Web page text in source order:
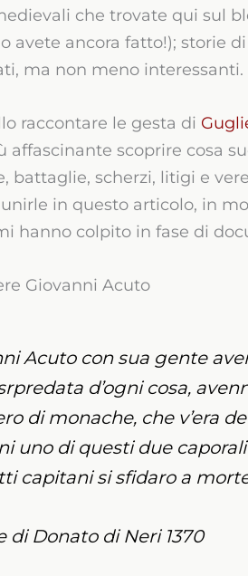
che trovate qui sul
avete ancora fatto!); storie
ma non meno interessanti.
raccontare le gesta di
affascinante scoprire cosa
battaglie, scherzi, litigi e
in questo articolo, in
hanno colpito in fase di
Giovanni Acuto
Acuto con sua gente
d’ogni cosa,
di monache, che v’era
uno di questi due
capitani si sfidaro a
di Donato di Neri 1370